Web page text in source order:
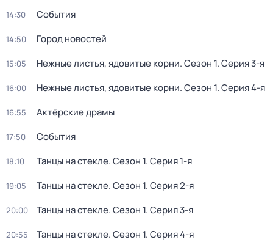
14:30 События
14:50 Город новостей
15:05 Нежные листья, ядовитые корни. Сезон 1. Серия 3-я
16:00 Нежные листья, ядовитые корни. Сезон 1. Серия 4-я
16:55 Актёрские драмы
17:50 События
18:10 Танцы на стекле. Сезон 1. Серия 1-я
19:05 Танцы на стекле. Сезон 1. Серия 2-я
20:00 Танцы на стекле. Сезон 1. Серия 3-я
20:55 Танцы на стекле. Сезон 1. Серия 4-я